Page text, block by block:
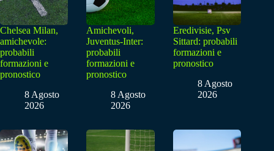
Chelsea Milan,
amichevole:
probabili
formazioni e
pronostico
8 Agosto
2026
Amichevoli,
Juventus-Inter:
probabili
formazioni e
pronostico
8 Agosto
2026
Eredivisie, Psv
Sittard: probabili
formazioni e
pronostico
8 Agosto
2026